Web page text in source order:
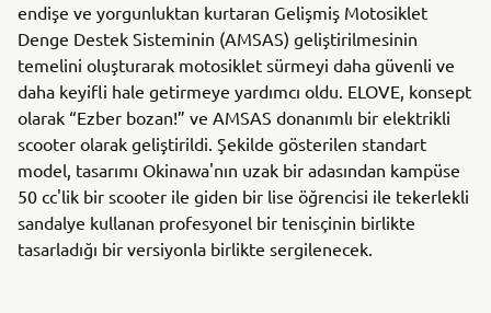
endişe ve yorgunluktan kurtaran Gelişmiş Motosiklet
Denge Destek Sisteminin (AMSAS) geliştirilmesinin
temelini oluşturarak motosiklet sürmeyi daha güvenli ve
daha keyifli hale getirmeye yardımcı oldu. ELOVE, konsept
olarak “Ezber bozan!” ve AMSAS donanımlı bir elektrikli
scooter olarak geliştirildi. Şekilde gösterilen standart
model, tasarımı Okinawa'nın uzak bir adasından kampüse
50 cc'lik bir scooter ile giden bir lise öğrencisi ile tekerlekli
sandalye kullanan profesyonel bir tenisçinin birlikte
tasarladığı bir versiyonla birlikte sergilenecek.